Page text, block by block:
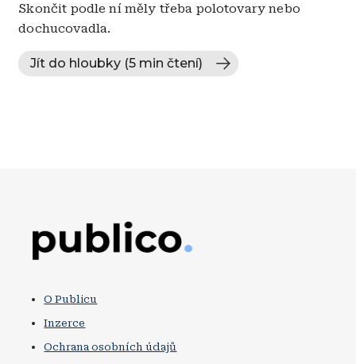
Skončit podle ní měly třeba polotovary nebo
dochucovadla.
Jít do hloubky (5 min čtení)
O Publicu
Inzerce
Ochrana osobních údajů